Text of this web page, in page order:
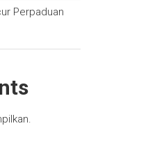
Perpaduan